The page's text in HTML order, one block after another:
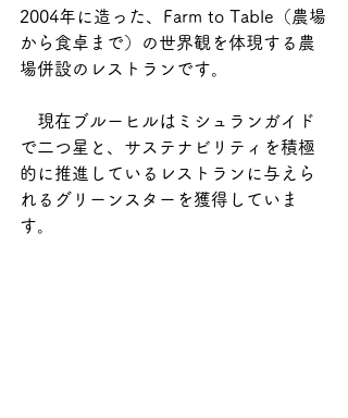
2004年に造った、Farm to Table（農場
から食卓まで）の世界観を体現する農
場併設のレストランです。
現在ブルーヒルはミシュランガイド
で二つ星と、サステナビリティを積極
的に推進しているレストランに与えら
れるグリーンスターを獲得していま
す。